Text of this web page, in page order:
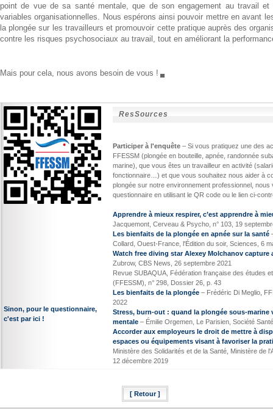
point de vue de sa santé mentale, que de son engagement au travail
variables organisationnelles. Nous espérons ainsi pouvoir mettre en avant
la plongée sur les travailleurs et promouvoir cette pratique auprès des
contre les risques psychosociaux au travail, tout en améliorant la
Mais pour cela, nous avons besoin de vous ! ▄
Sinon, pour le questionnaire,
c'est par ici !
ResSources
Participer à l'enquête – Si vous pratiquez une des
FFESSM (plongée en bouteille, apnée, randonnée
marine), que vous êtes un travailleur en activité
fonctionnaire…) et que vous souhaitez nous aider à
plongée sur notre environnement professionnel,
questionnaire en utilisant le QR code ou le lien ci-
Apprendre à mieux respirer, c’est apprendre à
Jacquemont, Cerveau & Psycho, n° 103, 19
Les bienfaits de la plongée en apnée sur la santé
Collard, Ouest-France, l'Édition du soir, Sciences, 6
Watch free diving star Alexey Molchanov capture
Zubrow, CBS News, 26 septembre 2021
Revue SUBAQUA, Fédération française des études
(FFESSM), n° 298, Dossier 26, p. 43
Les bienfaits de la plongée – Frédéric Di Meglio,
2022
Stress, burn-out : quand la plongée sous-marine
mentale – Émilie Orgemen, Le Parisien, Société
Accorder aux employeurs le droit de mettre à
espaces ou équipements visant à favoriser la
Ministère des Solidarités et de la Santé, Ministère de
12 décembre 2019
[ Retour ]